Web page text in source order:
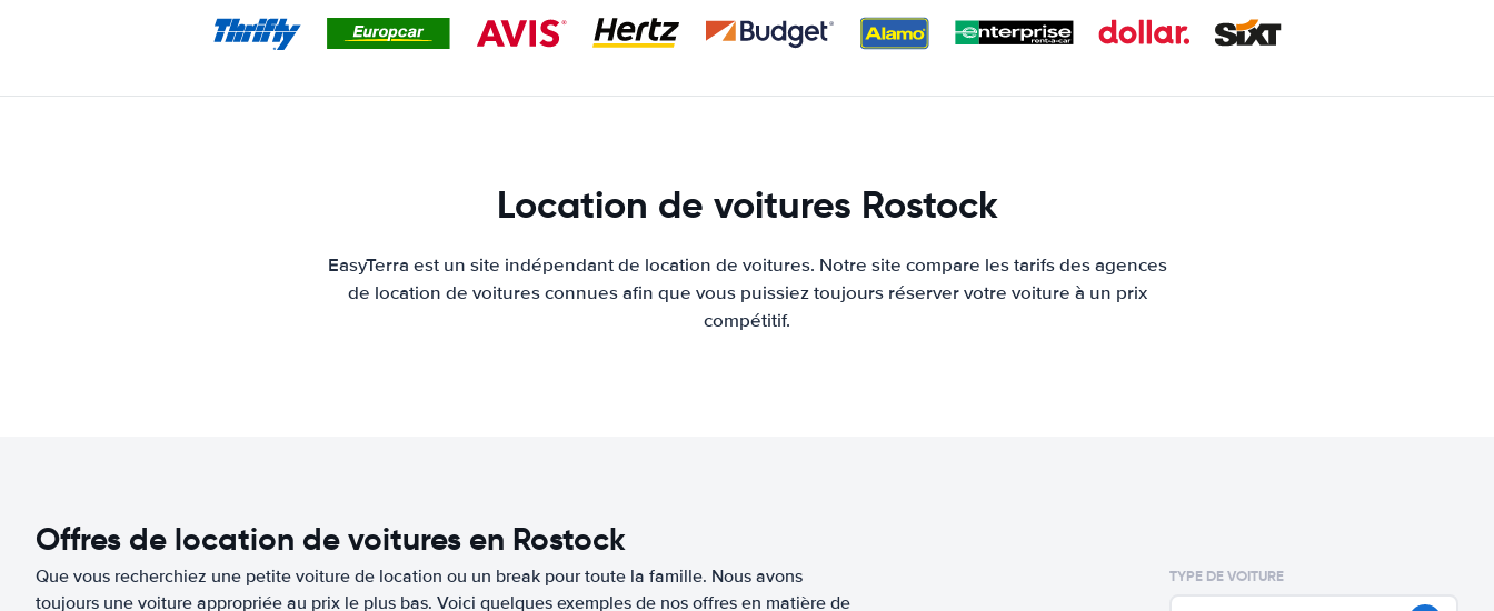
Location de voitures Rostock
EasyTerra est un site indépendant de location de voitures. Notre site compare les tarifs des agences
de location de voitures connues afin que vous puissiez toujours réserver votre voiture à un prix
compétitif.
Offres de location de voitures en Rostock
Que vous recherchiez une petite voiture de location ou un break pour toute la famille. Nous avons
toujours une voiture appropriée au prix le plus bas. Voici quelques exemples de nos offres en matière de
TYPE DE VOITURE